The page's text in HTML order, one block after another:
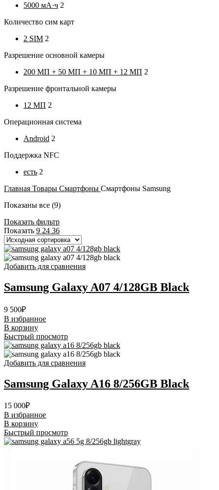
5000 мА·ч 2
Количество сим карт
2 SIM 2
Разрешение основной камеры
200 МП + 50 МП + 10 МП + 12 МП 2
Разрешение фронтальной камеры
12 МП 2
Операционная система
Android 2
Поддержка NFC
есть 2
Главная Товары Смартфоны Смартфоны Samsung
Показаны все (9)
Показать фильтр
Показать 9 24 36
Добавить для сравнения
Samsung Galaxy A07 4/128GB Black
9 500₽
В избранное
В корзину
Быстрый просмотр
Добавить для сравнения
Samsung Galaxy A16 8/256GB Black
15 000₽
В избранное
В корзину
Быстрый просмотр